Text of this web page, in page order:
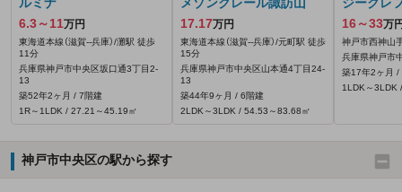
6.3～11万円
東海道本線（滋賀--兵庫）/灘駅 徒歩
11分
兵庫県神戸市中央区坂口通3丁目2-
13
築52年2ヶ月 / 7階建
1R～1LDK / 27.21～45.19㎡
17.17万円
東海道本線（滋賀--兵庫）/元町駅 徒歩
15分
兵庫県神戸市中央区山本通4丁目24-
13
築44年9ヶ月 / 6階建
2LDK～3LDK / 54.53～83.68㎡
16～33万
神戸市西神山
兵庫県神戸市
築17年2ヶ月 /
1LDK～3LDK
神戸市中央区の駅から探す